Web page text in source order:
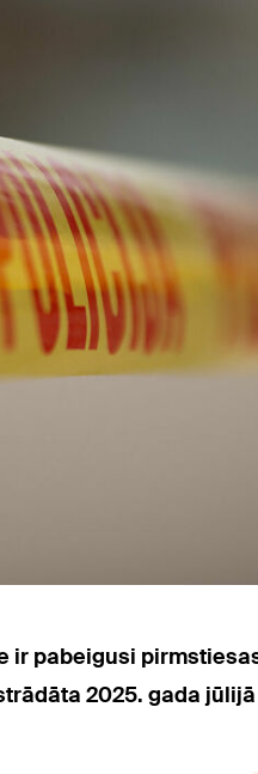
pabeigusi
2025. gada